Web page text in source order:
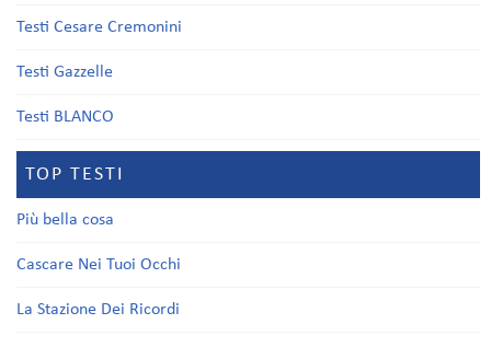
Testi Cesare Cremonini
Testi Gazzelle
Testi BLANCO
TOP TESTI
Più bella cosa
Cascare Nei Tuoi Occhi
La Stazione Dei Ricordi